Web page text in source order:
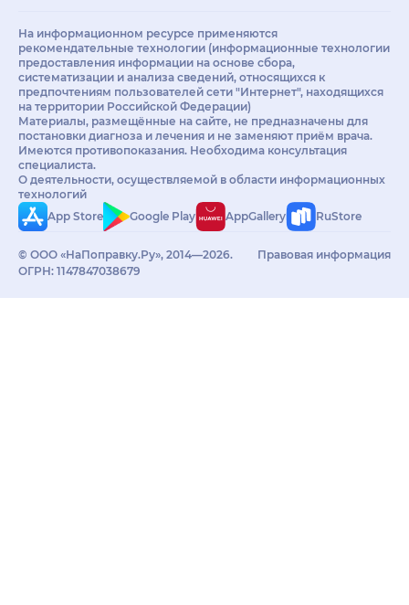
На информационном ресурсе применяются
рекомендательные технологии (информационные технологии
предоставления информации на основе сбора,
систематизации и анализа сведений, относящихся к
предпочтениям пользователей сети "Интернет", находящихся
на территории Российской Федерации)
Материалы, размещённые на сайте, не предназначены для
постановки диагноза и лечения и не заменяют приём врача.
Имеются противопоказания. Необходима консультация
специалиста.
О деятельности, осуществляемой в области информационных
технологий
App Store
Google Play AppGallery RuStore
© ООО «НаПоправку.Ру», 2014—2026.
ОГРН: 1147847038679
Правовая информация